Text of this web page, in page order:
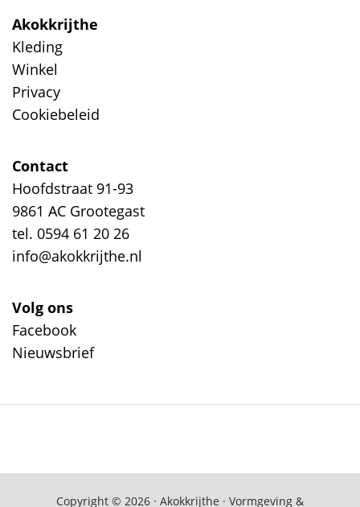
Akokkrijthe
Kleding
Winkel
Privacy
Cookiebeleid
Contact
Hoofdstraat 91-93
9861 AC Grootegast
tel. 0594 61 20 26
info@akokkrijthe.nl
Volg ons
Facebook
Nieuwsbrief
Copyright © 2026 · Akokkrijthe · Vormgeving &